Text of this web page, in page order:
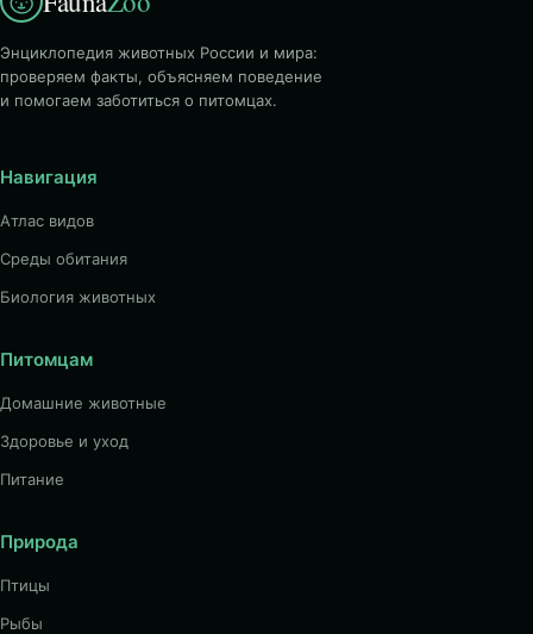
Энциклопедия животных России и мира:
проверяем факты, объясняем поведение
и помогаем заботиться о питомцах.
Навигация
Атлас видов
Среды обитания
Биология животных
Питомцам
Домашние животные
Здоровье и уход
Питание
Природа
Птицы
Рыбы